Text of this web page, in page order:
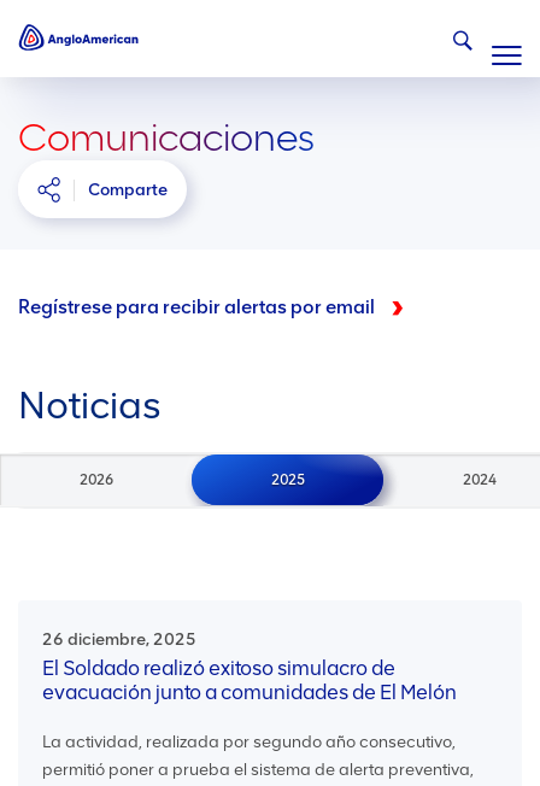
Comunicaciones
Comparte
Regístrese para recibir alertas por email
Noticias
2026 2025 2024
26 diciembre, 2025
El Soldado realizó exitoso simulacro de
evacuación junto a comunidades de El Melón
La actividad, realizada por segundo año consecutivo,
permitió poner a prueba el sistema de alerta preventiva,